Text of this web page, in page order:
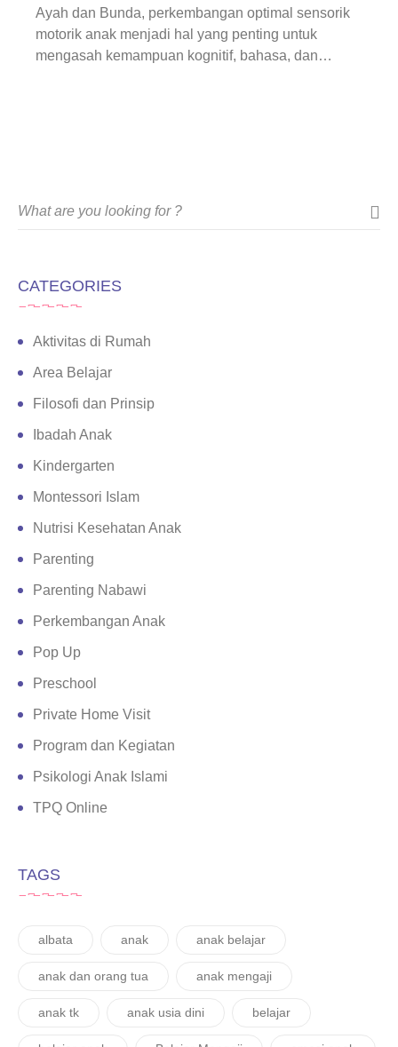
Ayah dan Bunda, perkembangan optimal sensorik
motorik anak menjadi hal yang penting untuk
mengasah kemampuan kognitif, bahasa, dan
CATEGORIES
Aktivitas di Rumah
Area Belajar
Filosofi dan Prinsip
Ibadah Anak
Kindergarten
Montessori Islam
Nutrisi Kesehatan Anak
Parenting
Parenting Nabawi
Perkembangan Anak
Pop Up
Preschool
Private Home Visit
Program dan Kegiatan
Psikologi Anak Islami
TPQ Online
TAGS
albata anak anak belajar
anak dan orang tua anak mengaji
anak tk anak usia dini belajar